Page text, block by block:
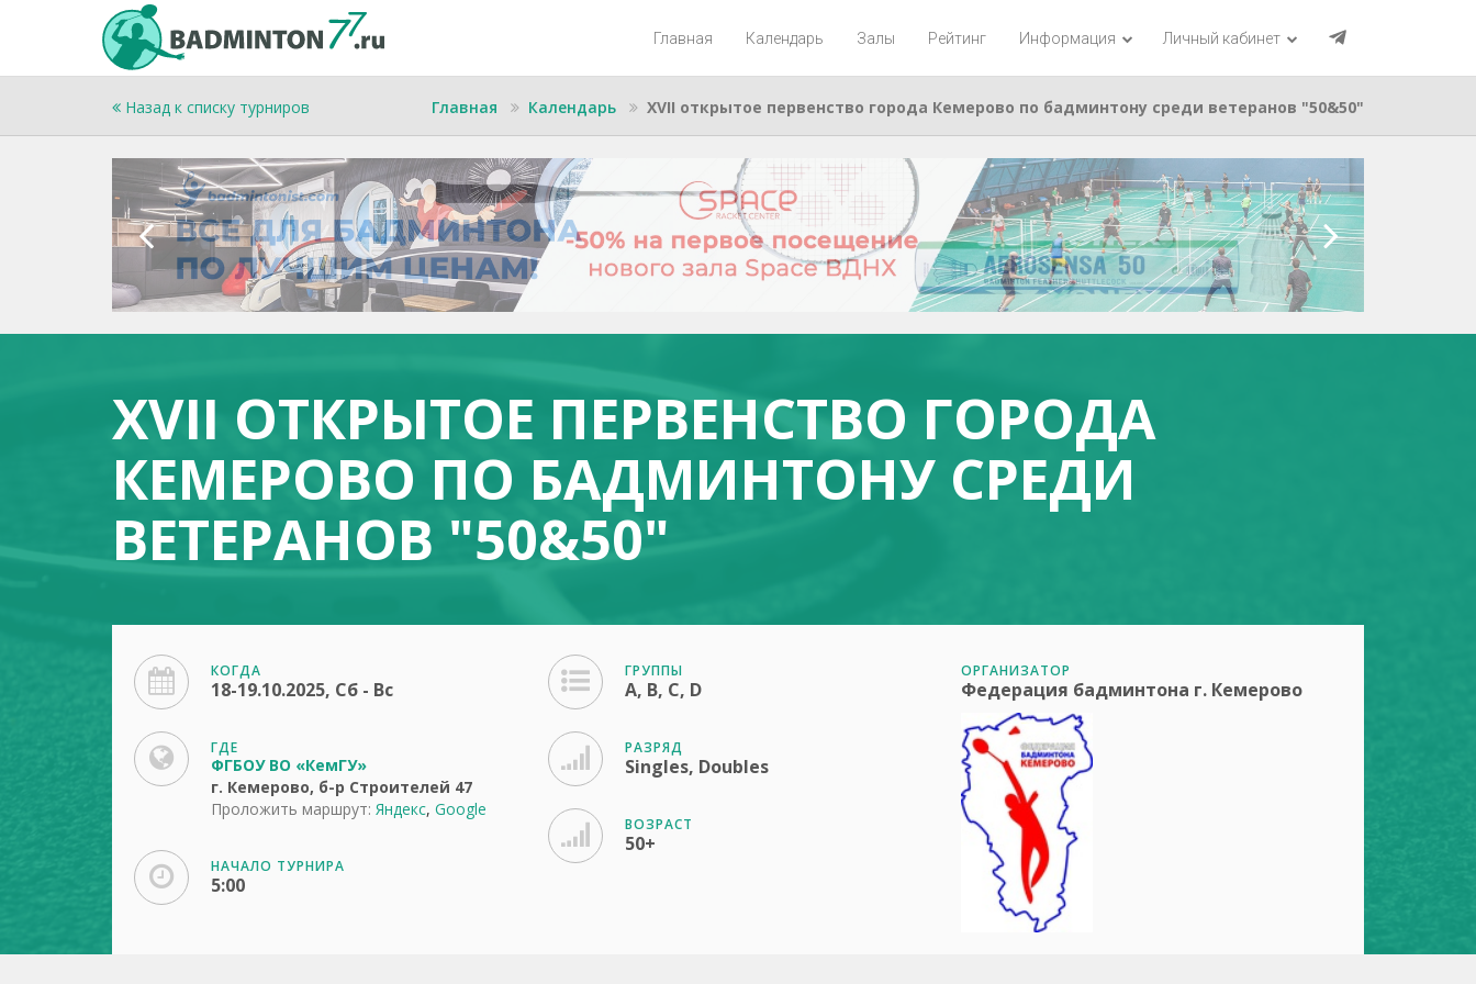
Главная Календарь Залы Рейтинг Информация Личный кабинет
Назад к списку турниров Главная Календарь XVII открытое первенство города Кемерово по бадминтону среди ветеранов "50&50"
XVII ОТКРЫТОЕ ПЕРВЕНСТВО ГОРОДА
КЕМЕРОВО ПО БАДМИНТОНУ СРЕДИ
ВЕТЕРАНОВ "50&50"
КОГДА
18-19.10.2025, Сб - Вс
ГДЕ
ФГБОУ ВО «КемГУ»
г. Кемерово, б-р Строителей 47
Проложить маршрут: Яндекс, Google
НАЧАЛО ТУРНИРА
5:00
ГРУППЫ
A, B, C, D
РАЗРЯД
Singles, Doubles
ВОЗРАСТ
50+
ОРГАНИЗАТОР
Федерация бадминтона г. Кемерово